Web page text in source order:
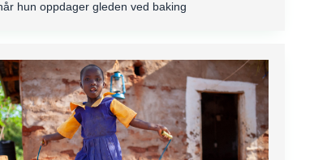
hun oppdager gleden ved baking